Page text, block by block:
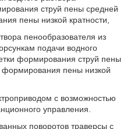
струй пены средней
пены низкой кратности,
пенообразователя из
подачи водного
формирования струй пены
формирования пены низкой
с возможностью
управления.
поворотов траверсы с